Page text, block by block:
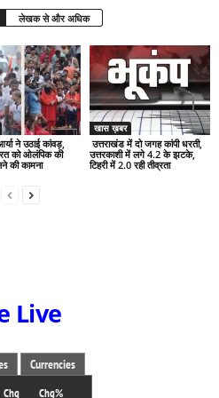
लेखक से और अधिक
ने उठाई कांवड़,
को ओलंपिक की
की कामना
खास ख़बर
उत्तराखंड में दो जगह कांपी धरती,
उत्तरकाशी में लगे 4.2 के झटके,
टिहरी में 2.0 रही तीव्रता
Live